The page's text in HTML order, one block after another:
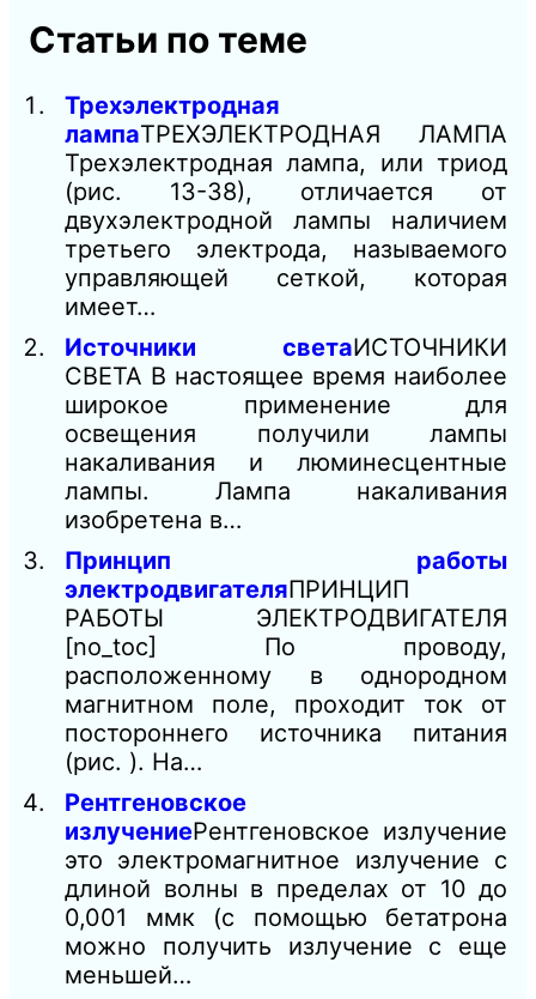
Статьи по теме
Трехэлектродная
лампаТРЕХЭЛЕКТРОДНАЯ ЛАМПА
Трехэлектродная лампа, или триод
(рис. 13-38), отличается от
двухэлектродной лампы наличием
третьего электрода, называемого
управляющей сеткой, которая
имеет…
Источники светаИСТОЧНИКИ
СВЕТА В настоящее время наиболее
широкое применение для
освещения получили лампы
накаливания и люминесцентные
лампы. Лампа накаливания
изобретена в…
Принцип работы
электродвигателяПРИНЦИП
РАБОТЫ ЭЛЕКТРОДВИГАТЕЛЯ
[no_toc] По проводу,
расположенному в однородном
магнитном поле, проходит ток от
постороннего источника питания
(рис. ). На…
Рентгеновское
излучениеРентгеновское излучение
это электромагнитное излучение с
длиной волны в пределах от 10 до
0,001 ммк (с помощью бетатрона
можно получить излучение с еще
меньшей…